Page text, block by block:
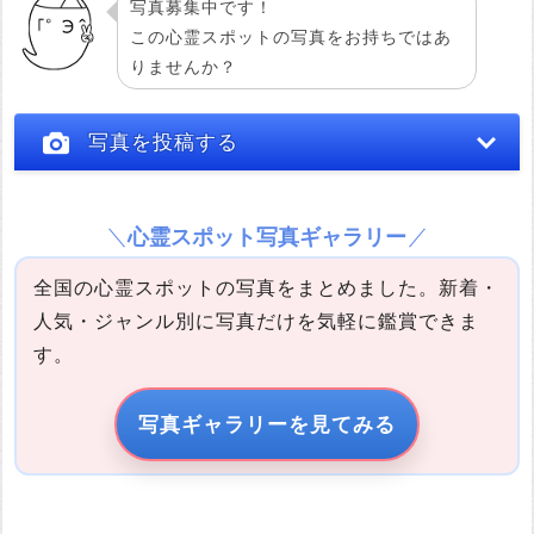
写真募集中です！
この心霊スポットの写真をお持ちではあ
りませんか？
写真を投稿する
写真の説明
心霊スポット写真ギャラリー
全国の心霊スポットの写真をまとめました。新着・
人気・ジャンル別に写真だけを気軽に鑑賞できま
す。
写真ギャラリーを見てみる